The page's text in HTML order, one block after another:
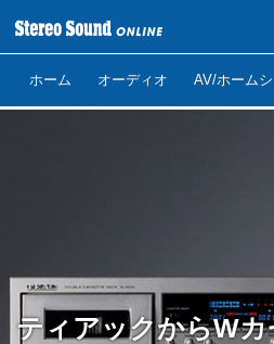
ホーム オーディオ AV/ホーム
ティアックからW